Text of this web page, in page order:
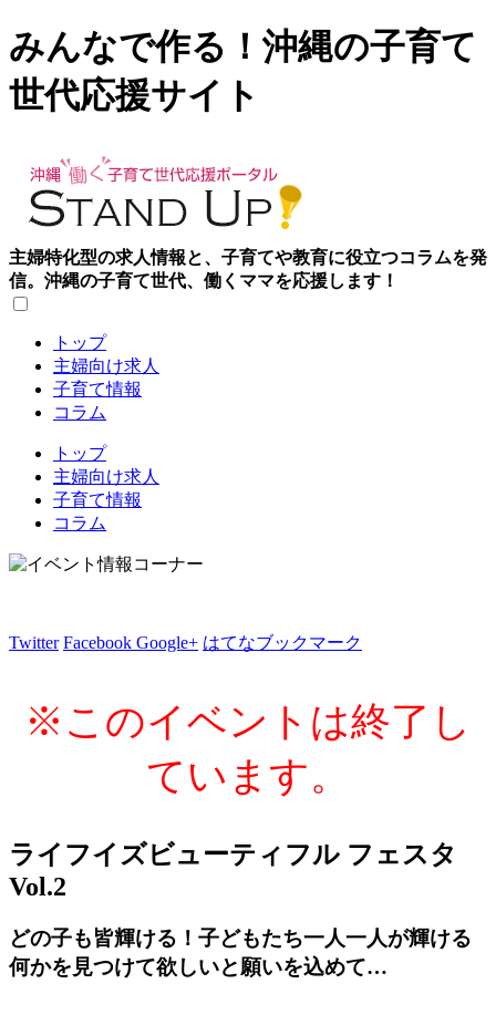
みんなで作る！沖縄の子育て
世代応援サイト
主婦特化型の求人情報と、子育てや教育に役立つコラムを発
信。沖縄の子育て世代、働くママを応援します！
トップ
主婦向け求人
子育て情報
コラム
トップ
主婦向け求人
子育て情報
コラム
Twitter Facebook Google+ はてなブックマーク
※このイベントは終了し
ています。
ライフイズビューティフル フェスタ
Vol.2
どの子も皆輝ける！子どもたち一人一人が輝ける
何かを見つけて欲しいと願いを込めて…